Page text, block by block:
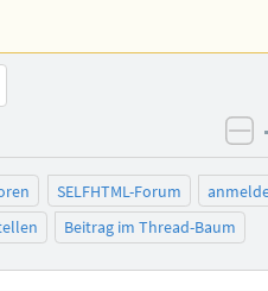
SELFHTML-Forum
Beitrag im Thread-Baum